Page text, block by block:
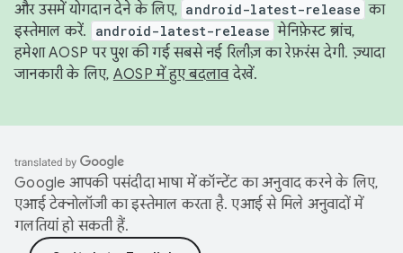
और उसमें योगदान देने के लिए, android-latest-release का
इस्तेमाल करें.
android-latest-release मेनिफ़ेस्ट ब्रांच,
हमेशा AOSP पर पुश की गई सबसे नई रिलीज़ का रेफ़रंस देगी. ज़्यादा
जानकारी के लिए, AOSP में हुए बदलावदेखें.
Google आपकी पसंदीदा भाषा में कॉन्टेंट का अनुवाद करने के लिए,
एआई टेक्नोलॉजी का इस्तेमाल करता है. एआई से मिले अनुवादों में
गलतियां हो सकती हैं.